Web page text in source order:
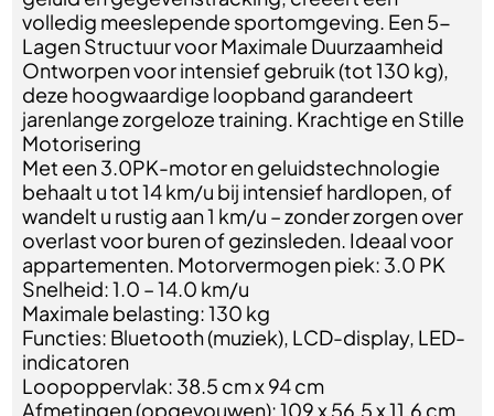
volledig meeslepende sportomgeving. Een 5-
Lagen Structuur voor Maximale Duurzaamheid
Ontworpen voor intensief gebruik (tot 130 kg),
deze hoogwaardige loopband garandeert
jarenlange zorgeloze training. Krachtige en Stille
Motorisering
Met een 3.0PK-motor en geluidstechnologie
behaalt u tot 14 km/u bij intensief hardlopen, of
wandelt u rustig aan 1 km/u – zonder zorgen over
overlast voor buren of gezinsleden. Ideaal voor
appartementen. Motorvermogen piek: 3.0 PK
Snelheid: 1.0 – 14.0 km/u
Maximale belasting: 130 kg
Functies: Bluetooth (muziek), LCD-display, LED-
indicatoren
Loopoppervlak: 38.5 cm x 94 cm
Afmetingen (opgevouwen): 109 x 56.5 x 11.6 cm